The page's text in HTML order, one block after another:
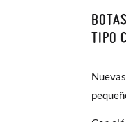
TIPO
En
hasta
poco
la